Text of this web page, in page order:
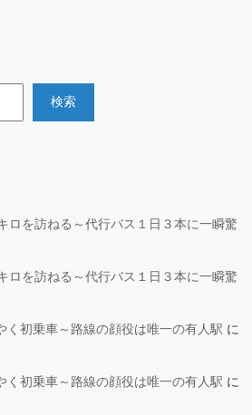
検索
ロを訪ねる～代行バス１日３本に一瞬驚
ロを訪ねる～代行バス１日３本に一瞬驚
く初乗車～路線の顔役は唯一の有人駅 に
く初乗車～路線の顔役は唯一の有人駅 に